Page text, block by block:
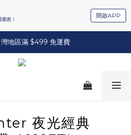
惠！
開啟APP
地區滿 $499 免運費
夜光經典